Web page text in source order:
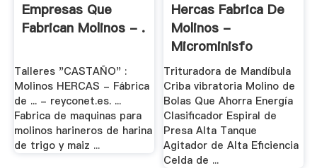
Empresas Que
Fabrican Molinos - .
Talleres "CASTAÑO" :
Molinos HERCAS - Fábrica
de ... - reyconet.es. ...
Fabrica de maquinas para
molinos harineros de harina
de trigo y maiz ...
Hercas Fabrica De
Molinos -
Microminisfo
Trituradora de Mandíbula
Criba vibratoria Molino de
Bolas Que Ahorra Energía
Clasificador Espiral de
Presa Alta Tanque
Agitador de Alta Eficiencia
Celda de ...